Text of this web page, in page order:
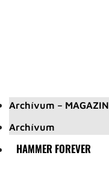
Archívum – MAGAZIN
Archívum
HAMMER FOREVER